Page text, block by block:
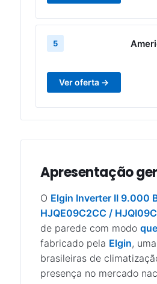
5
Ver oferta →
Apresentação
O Elgin Inverter II 9.000
HJQE09C2CC /
de parede com modo
fabricado pela Elgin,
brasileiras de
presença no mercado